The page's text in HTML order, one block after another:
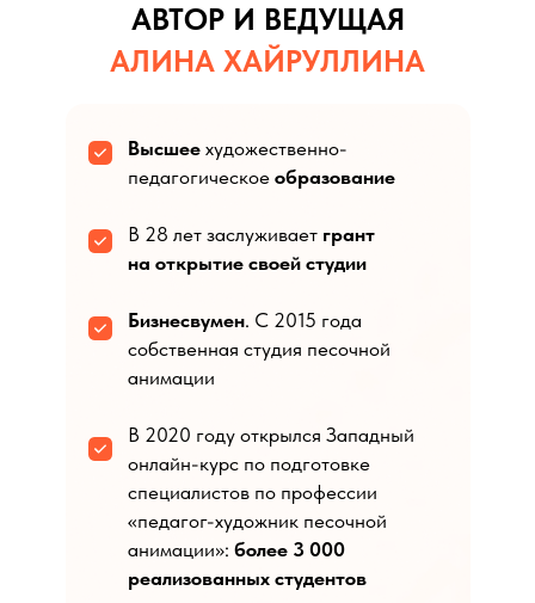
АЛИНА ХАЙРУЛЛИНА
АВТОР И ВЕДУЩАЯ
Высшее художественно-
педагогическое образование
В 28 лет заслуживает грант
на открытие своей студии
Бизнесвумен. С 2015 года
собственная студия песочной
анимации
В 2020 году открылся Западный
онлайн-курс по подготовке
специалистов по профессии
«педагог-художник песочной
анимации»: более 3 000
реализованных студентов